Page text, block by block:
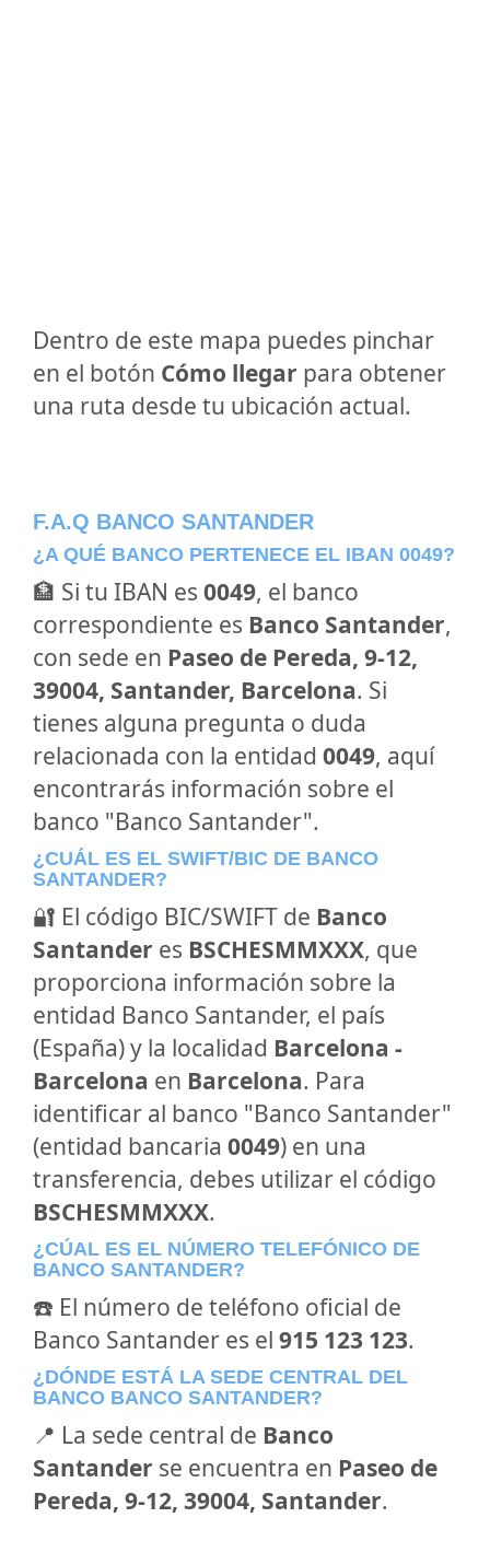
Dentro de este mapa puedes pinchar
en el botón Cómo llegar para obtener
una ruta desde tu ubicación actual.
F.A.Q BANCO SANTANDER
¿A QUÉ BANCO PERTENECE EL IBAN 0049?
🏦 Si tu IBAN es 0049, el banco
correspondiente es Banco Santander,
con sede en Paseo de Pereda, 9-12,
39004, Santander, Barcelona. Si
tienes alguna pregunta o duda
relacionada con la entidad 0049, aquí
encontrarás información sobre el
banco "Banco Santander".
¿CUÁL ES EL SWIFT/BIC DE BANCO
SANTANDER?
🔐 El código BIC/SWIFT de Banco
Santander es BSCHESMMXXX, que
proporciona información sobre la
entidad Banco Santander, el país
(España) y la localidad Barcelona -
Barcelona en Barcelona. Para
identificar al banco "Banco Santander"
(entidad bancaria 0049) en una
transferencia, debes utilizar el código
BSCHESMMXXX.
¿CÚAL ES EL NÚMERO TELEFÓNICO DE
BANCO SANTANDER?
☎️ El número de teléfono oficial de
Banco Santander es el 915 123 123.
¿DÓNDE ESTÁ LA SEDE CENTRAL DEL
BANCO BANCO SANTANDER?
📍 La sede central de Banco
Santander se encuentra en Paseo de
Pereda, 9-12, 39004, Santander.